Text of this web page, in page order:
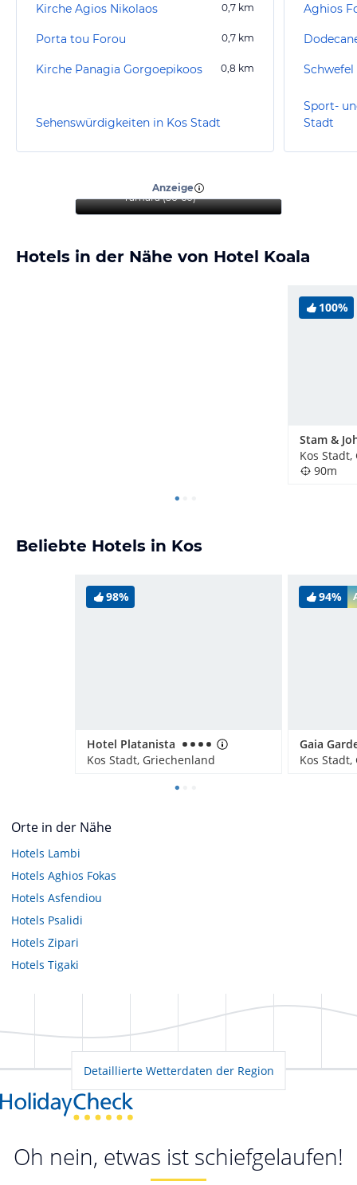
Kirche Agios Nikolaos 0,7 km
Porta tou Forou 0,7 km
Kirche Panagia Gorgoepikoos 0,8 km
Sehenswürdigkeiten in Kos Stadt
Aghios
Sport-
Stadt
Anzeige
Tamara (56-60)
Hotels in der Nähe von Hotel Koala
100%
Kos
90m
Beliebte Hotels in Kos
98%
Hotel Platanista
Kos Stadt, Griechenland
94%
Gaia
Kos
Orte in der Nähe
Hotels Lambi
Hotels Aghios Fokas
Hotels Asfendiou
Hotels Psalidi
Hotels Zipari
Hotels Tigaki
Detaillierte Wetterdaten der Region
Oh nein, etwas ist schiefgelaufen!